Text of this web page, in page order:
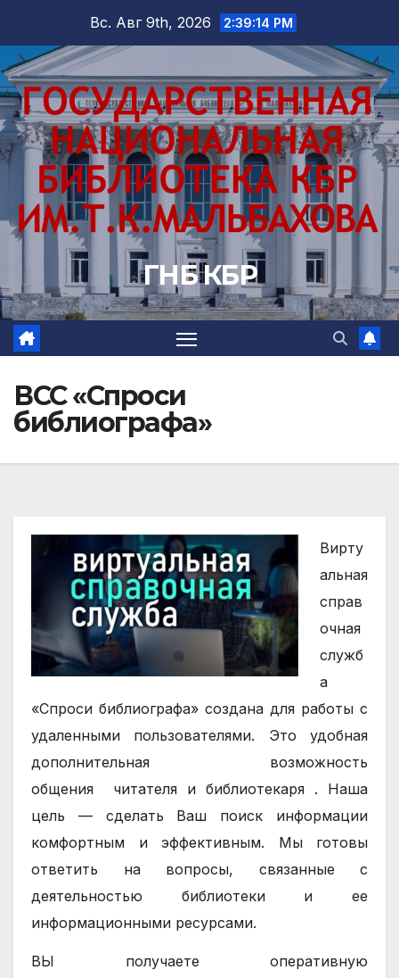
содержимому
Вс. Авг 9th, 2026 2:39:16 PM
ГНБ КБР
ВСС «Спроси
библиографа»
Вирту
альная
справ
очная
служб
а
«Спроси библиографа» создана для работы с
удаленными пользователями. Это удобная
дополнительная возможность
общения
читателя и библиотекаря . Наша
цель — сделать Ваш поиск информации
комфортным и эффективным. Мы готовы
ответить на вопросы, связанные с
деятельностью библиотеки и ее
информационными ресурсами.
ВЫ получаете оперативную